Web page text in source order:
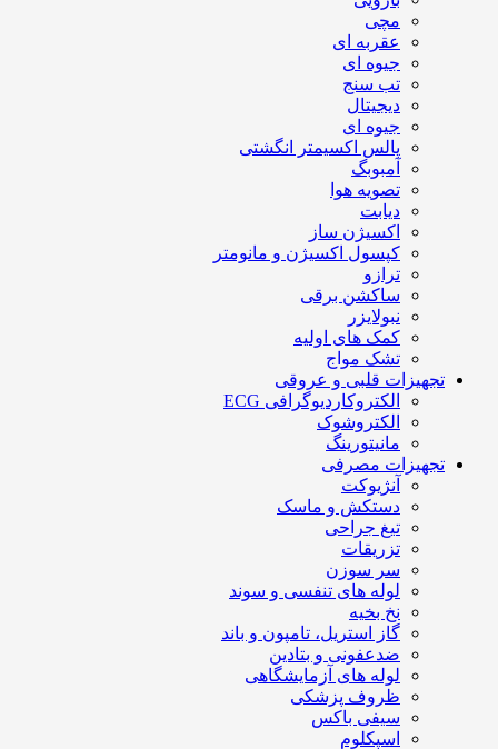
مچی
عقربه ای
جیوه ای
تب سنج
دیجیتال
جیوه ای
پالس اکسیمتر انگشتی
آمبوبگ
تصویه هوا
دیابت
اکسیژن ساز
کپسول اکسیژن و مانومتر
ترازو
ساکشن برقی
نبولایزر
کمک های اولیه
تشک مواج
تجهیزات قلبی و عروقی
الکتروکاردیوگرافی ECG
الکتروشوک
مانیتورینگ
تجهیزات مصرفی
آنژیوکت
دستکش و ماسک
تیغ جراحی
تزریقات
سر سوزن
لوله های تنفسی و سوند
نخ بخیه
گاز استریل، تامپون و باند
ضدعفونی و بتادین
لوله های آزمایشگاهی
ظروف پزشکی
سیفی باکس
اسپکلوم